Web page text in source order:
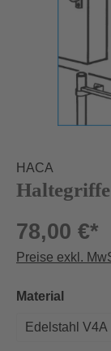
HACA
Haltegriffe
78,00 €*
Preise exkl.
Material
Edelstahl V4A